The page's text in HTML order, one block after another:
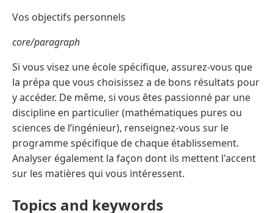
Vos objectifs personnels
core/paragraph
Si vous visez une école spécifique, assurez-vous que
la prépa que vous choisissez a de bons résultats pour
y accéder. De même, si vous êtes passionné par une
discipline en particulier (mathématiques pures ou
sciences de l’ingénieur), renseignez-vous sur le
programme spécifique de chaque établissement.
Analyser également la façon dont ils mettent l'accent
sur les matières qui vous intéressent.
Topics and keywords